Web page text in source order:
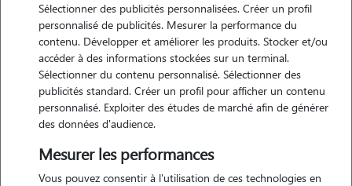
Motivation
plaisir d'échanger sur les animaux et d'apprendre à les connaître et
combler leurs besoins j ai 4 huskys et un chat je ferais de vos
animaux des petits rois ou reines et m'occuperais d'eux comme si
c'étais les miens
Expérience
Sélectionner des publicités personnalisées. Créer un profil
personnalisé de publicités. Mesurer la performance du
contenu. Développer et améliorer les produits. Stocker et/ou
accéder à des informations stockées sur un terminal.
Sélectionner du contenu personnalisé. Sélectionner des
publicités standard. Créer un profil pour afficher un contenu
personnalisé. Exploiter des études de marché afin de générer
des données d'audience.
Mesurer les performances
Vous pouvez consentir à l'utilisation de ces technologies en